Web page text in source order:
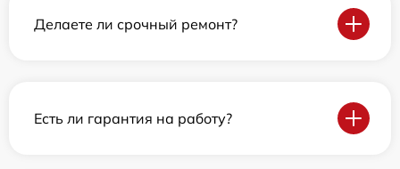
Делаете ли срочный ремонт?
Есть ли гарантия на работу?